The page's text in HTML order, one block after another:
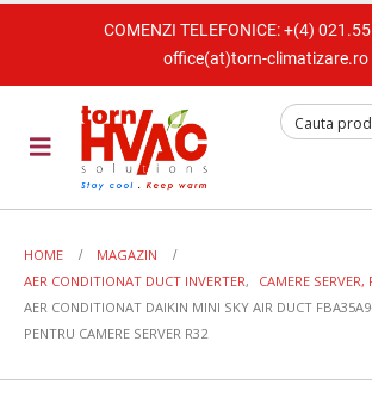
COMENZI TELEFONICE:+(4)
office(at)torn-climatizare.ro
HOME
MAGAZIN
AER CONDITIONAT DUCT INVERTER,
CAMERE SERVER,
AER CONDITIONAT DAIKIN MINI SKY AIR DUCT
PENTRU CAMERE SERVER R32